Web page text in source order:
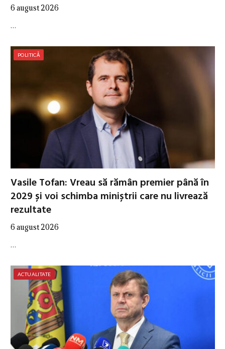
6 august 2026
…
POLITICĂ
Vasile Tofan: Vreau să rămân premier până în
2029 și voi schimba miniștrii care nu livrează
rezultate
6 august 2026
…
ACTUALITATE